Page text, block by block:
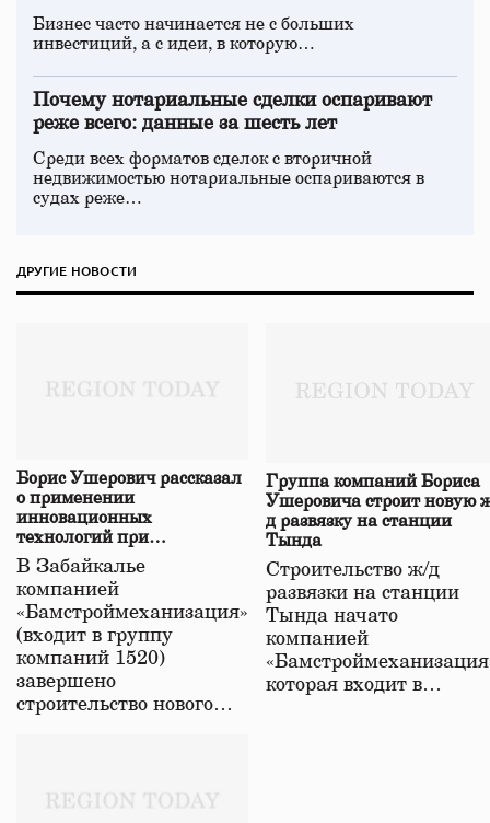
Бизнес часто начинается не с больших
инвестиций, а с идеи, в которую…
Почему нотариальные сделки оспаривают
реже всего: данные за шесть лет
Среди всех форматов сделок с вторичной
недвижимостью нотариальные оспариваются в
судах реже…
ДРУГИЕ НОВОСТИ
Борис Ушерович рассказал
о применении
инновационных
технологий при
строительстве нового моста
в Забайкалье
В Забайкалье
компанией
«Бамстроймеханизация»
(входит в группу
компаний 1520)
завершено
строительство нового…
Группа компаний Бориса
Ушеровича строит новую
д развязку на станции
Тында
Строительство ж/д
развязки на станции
Тында начато
компанией
которая входит в…